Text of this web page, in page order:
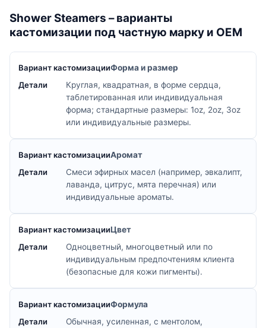
Shower Steamers – варианты
кастомизации под частную марку и OEM
Форма и размер
Круглая, квадратная, в форме сердца,
таблетированная или индивидуальная
форма; стандартные размеры: 1oz, 2oz, 3oz
или индивидуальные размеры.
Аромат
Смеси эфирных масел (например, эвкалипт,
лаванда, цитрус, мята перечная) или
индивидуальные ароматы.
Цвет
Одноцветный, многоцветный или по
индивидуальным предпочтениям клиента
(безопасные для кожи пигменты).
Формула
Обычная, усиленная, с ментолом,